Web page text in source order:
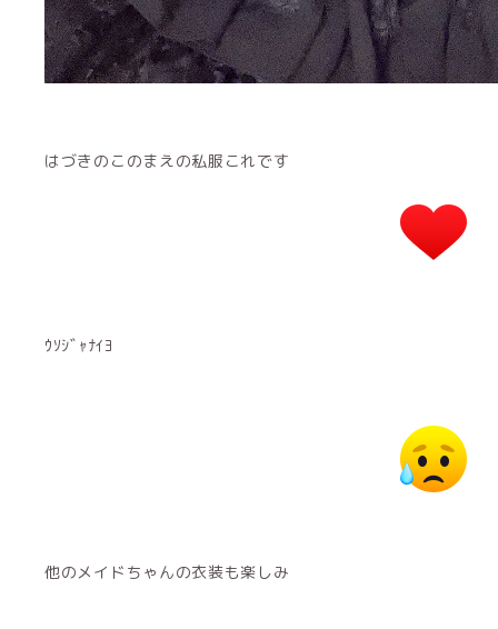
はづきのこのまえの私服これです
ｳｿｼﾞｬﾅｲﾖ
他のメイドちゃんの衣装も楽しみ